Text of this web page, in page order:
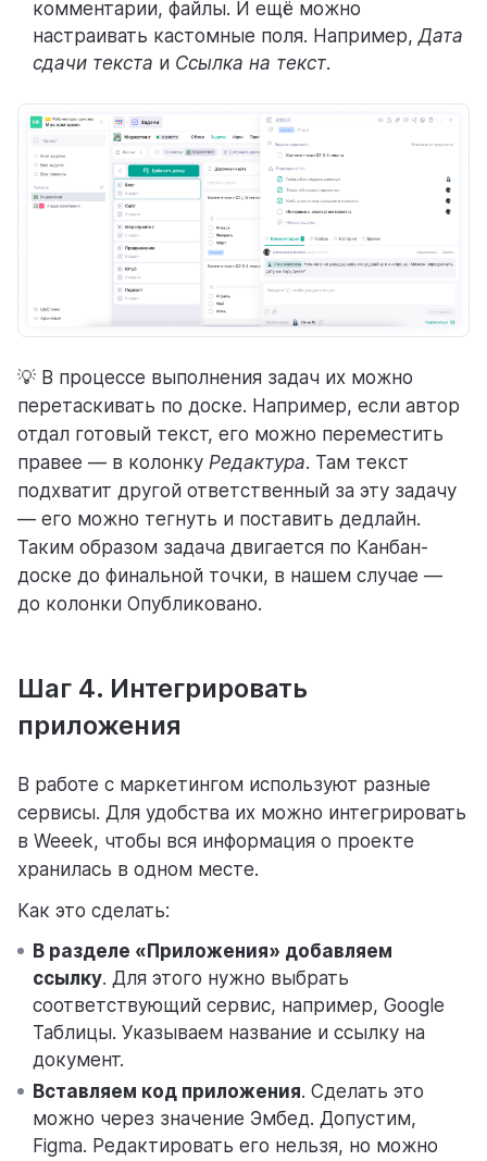
комментарии, файлы. И ещё можно
настраивать кастомные поля. Например, Дата
сдачи текста и Ссылка на текст.
💡 В процессе выполнения задач их можно
перетаскивать по доске. Например, если автор
отдал готовый текст, его можно переместить
правее — в колонку Редактура. Там текст
подхватит другой ответственный за эту задачу
— его можно тегнуть и поставить дедлайн.
Таким образом задача двигается по Канбан-
доске до финальной точки, в нашем случае —
до колонки Опубликовано.
Шаг 4. Интегрировать
приложения
В работе с маркетингом используют разные
сервисы. Для удобства их можно интегрировать
в Weeek, чтобы вся информация о проекте
хранилась в одном месте.
Как это сделать:
В разделе «Приложения» добавляем
ссылку. Для этого нужно выбрать
соответствующий сервис, например, Google
Таблицы. Указываем название и ссылку на
документ.
Вставляем код приложения. Сделать это
можно через значение Эмбед. Допустим,
Figma. Редактировать его нельзя, но можно